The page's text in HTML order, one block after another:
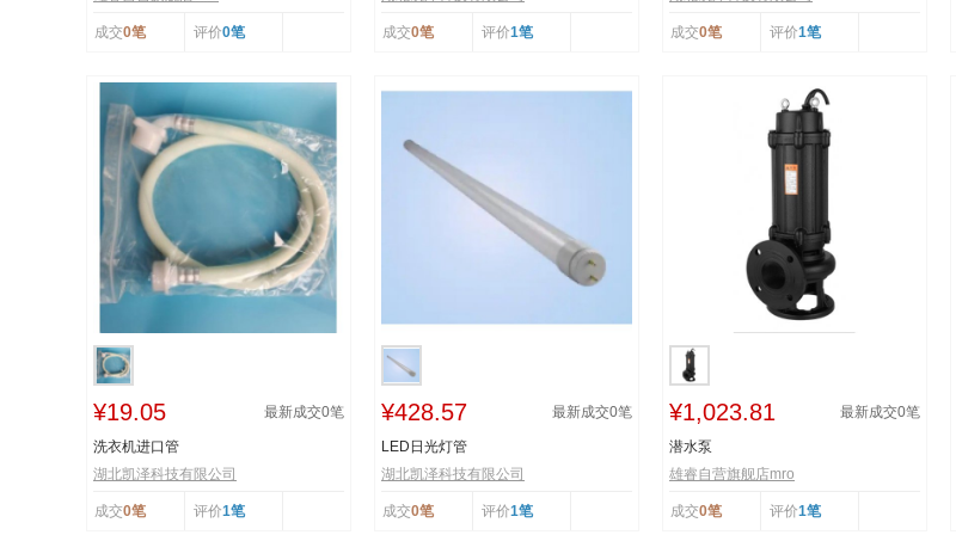
成交0笔 评价0笔 成交0笔 评价1笔 成交0笔 评价1笔
¥19.05 最新成交0笔
洗衣机进口管
湖北凯泽科技有限公司
成交0笔 评价1笔
¥428.57 最新成交0笔
LED日光灯管
湖北凯泽科技有限公司
成交0笔 评价1笔
¥1,023.81 最新成交0笔
潜水泵
雄睿自营旗舰店mro
成交0笔 评价1笔